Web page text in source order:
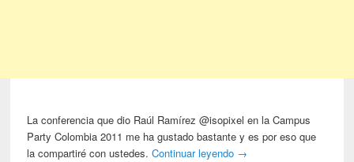
La conferencia que dio Raúl Ramírez @isopixel en la Campus
Party Colombia 2011 me ha gustado bastante y es por eso que
la compartiré con ustedes.Continuar leyendo →